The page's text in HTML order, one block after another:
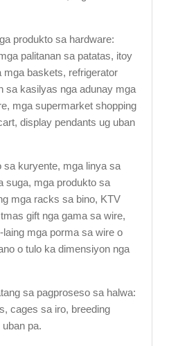
produkto sa hardware:
palitanan sa patatas, itoy
mga baskets, refrigerator
sa kasilyas nga adunay mga
mga supermarket shopping
display pendants ug uban
sa kuryente, mga linya sa
suga, mga produkto sa
mga racks sa bino, KTV
gift nga gama sa wire,
mga porma sa wire o
o tulo ka dimensiyon nga
sa pagproseso sa halwa:
cages sa iro, breeding
pa.